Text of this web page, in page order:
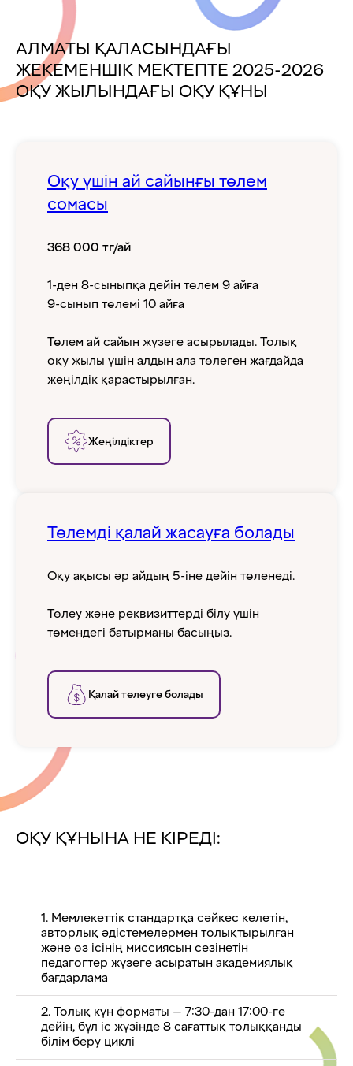
АЛМАТЫ ҚАЛАСЫНДАҒЫ
ЖЕКЕМЕНШІК МЕКТЕПТЕ 2025-2026
ОҚУ ЖЫЛЫНДАҒЫ ОҚУ ҚҰНЫ
Оқу үшін ай сайынғы төлем
сомасы
368 000 тг/ай
1-ден 8-сыныпқа дейін төлем 9 айға
9-сынып төлемі 10 айға
Төлем ай сайын жүзеге асырылады. Толық
оқу жылы үшін алдын ала төлеген жағдайда
жеңілдік қарастырылған.
Жеңілдіктер
Төлемді қалай жасауға болады
Оқу ақысы әр айдың 5-іне дейін төленеді.
Төлеу және реквизиттерді білу үшін
төмендегі батырманы басыңыз.
Қалай төлеуге болады
ОҚУ ҚҰНЫНА НЕ КІРЕДІ:
1. Мемлекеттік стандартқа сәйкес келетін,
авторлық әдістемелермен толықтырылған
және өз ісінің миссиясын сезінетін
педагогтер жүзеге асыратын академиялық
бағдарлама
2. Толық күн форматы — 7:30-дан 17:00-ге
дейін, бұл іс жүзінде 8 сағаттық толыққанды
білім беру циклі